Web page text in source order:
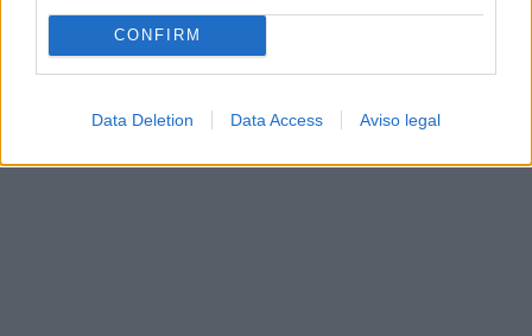
CONFIRM
Data Deletion Data Access Aviso legal